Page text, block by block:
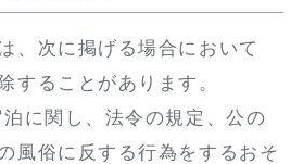
次に掲げる場合において
することがあります。
泊に関し、法令の規定、公の
風俗に反する行為をするおそ